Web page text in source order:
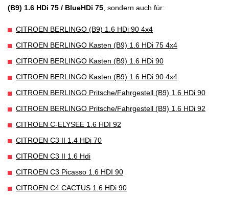
(B9) 1.6 HDi 75 / BlueHDi 75 , sondern auch für:
CITROEN BERLINGO (B9) 1.6 HDi 90 4x4
CITROEN BERLINGO Kasten (B9) 1.6 HDi 75 4x4
CITROEN BERLINGO Kasten (B9) 1.6 HDi 90
CITROEN BERLINGO Kasten (B9) 1.6 HDi 90 4x4
CITROEN BERLINGO Pritsche/Fahrgestell (B9) 1.6 HDi 90
CITROEN BERLINGO Pritsche/Fahrgestell (B9) 1.6 HDi 92
CITROEN C-ELYSEE 1.6 HDI 92
CITROEN C3 II 1.4 HDi 70
CITROEN C3 II 1.6 Hdi
CITROEN C3 Picasso 1.6 HDI 90
CITROEN C4 CACTUS 1.6 HDi 90